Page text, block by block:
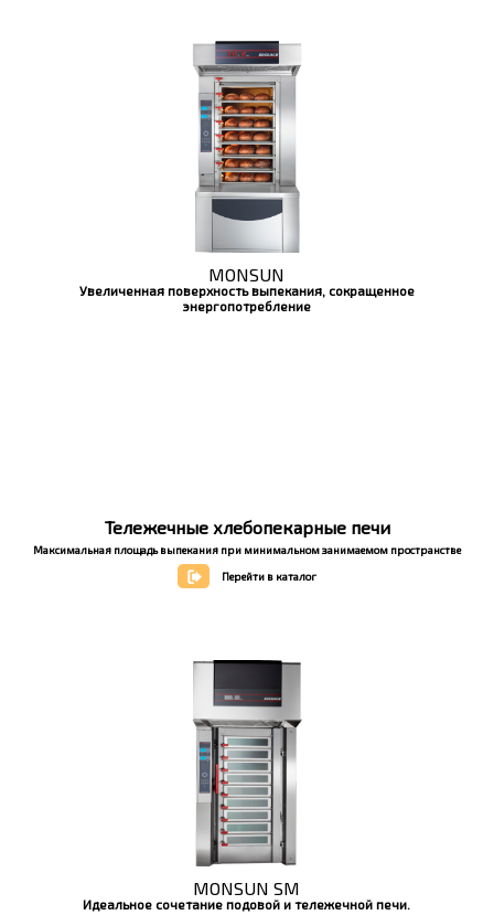
MONSUN
Увеличенная поверхность выпекания, сокращенное
энергопотребление
Тележечные хлебопекарные печи
Максимальная площадь выпекания при минимальном занимаемом пространстве
Перейти в каталог
MONSUN SM
Идеальное сочетание подовой и тележечной печи.